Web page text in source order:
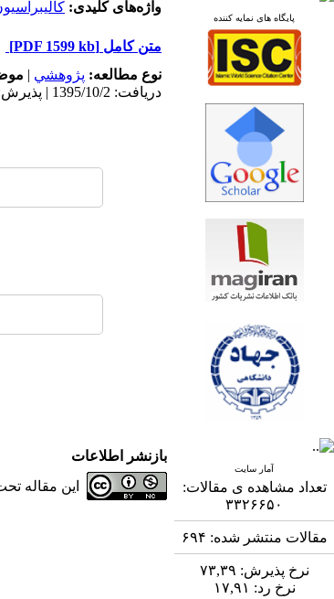
پایگاه های نمایه کننده
آمار سایت
تعداد مشاهده ی مقالات:
۳۳۲۶۶۵۰
مقالات منتشر شده: ۶۹۴
نرخ پذیرش: ۷۳,۳۹
نرخ رد: ۱۷,۹۱
واژه‌های کلیدی:
متن کامل [PDF 1599 kb]
نوع مطالعه: پژوهشي |
دریافت: 1395/10/2 | پذیرش: 1396/5/27
بازنشر اطلاعات
این مقاله